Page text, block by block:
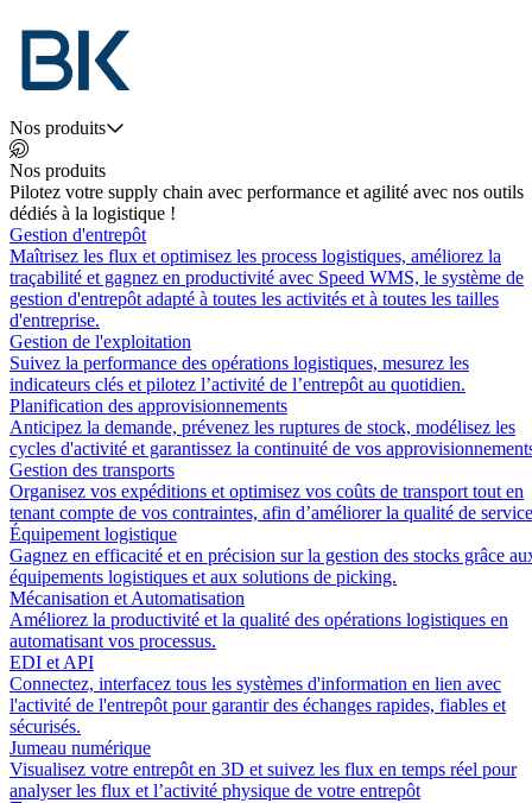
Nos produits
Nos produits
Pilotez votre supply chain avec performance et agilité avec nos outils
dédiés à la logistique !
Gestion d'entrepôt
Maîtrisez les flux et optimisez les process logistiques, améliorez la
traçabilité et gagnez en productivité avec Speed WMS, le système de
gestion d'entrepôt adapté à toutes les activités et à toutes les tailles
d'entreprise.
Gestion de l'exploitation
Suivez la performance des opérations logistiques, mesurez les
indicateurs clés et pilotez l’activité de l’entrepôt au quotidien.
Planification des approvisionnements
Anticipez la demande, prévenez les ruptures de stock, modélisez les
cycles d'activité et garantissez la continuité de vos
Gestion des transports
Organisez vos expéditions et optimisez vos coûts de transport tout en
tenant compte de vos contraintes, afin d’améliorer la qualité de
Équipement logistique
Gagnez en efficacité et en précision sur la gestion des stocks grâce
équipements logistiques et aux solutions de picking.
Mécanisation et Automatisation
Améliorez la productivité et la qualité des opérations logistiques en
automatisant vos processus.
EDI et API
Connectez, interfacez tous les systèmes d'information en lien avec
l'activité de l'entrepôt pour garantir des échanges rapides, fiables et
sécurisés.
Jumeau numérique
Visualisez votre entrepôt en 3D et suivez les flux en temps réel pour
analyser les flux et l’activité physique de votre entrepôt